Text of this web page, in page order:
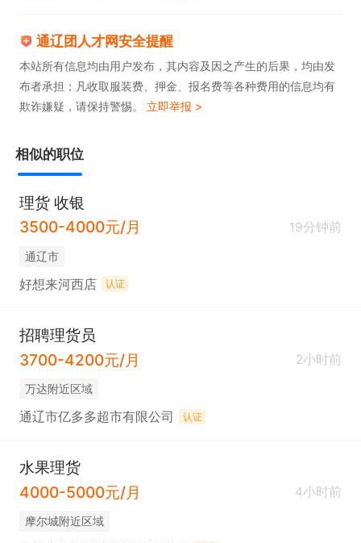
通辽团人才网安全提醒
本站所有信息均由用户发布，其内容及因之产生的后果，均由发
布者承担；凡收取服装费、押金、报名费等各种费用的信息均有
欺诈嫌疑，请保持警惕。 立即举报 >
相似的职位
理货 收银
3500-4000元/月
19分钟前
通辽市
好想来河西店 认证
招聘理货员
3700-4200元/月
2小时前
万达附近区域
通辽市亿多多超市有限公司 认证
水果理货
4000-5000元/月
4小时前
摩尔城附近区域